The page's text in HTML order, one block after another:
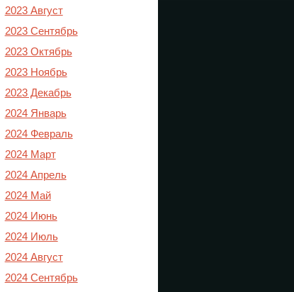
2023 Август
2023 Сентябрь
2023 Октябрь
2023 Ноябрь
2023 Декабрь
2024 Январь
2024 Февраль
2024 Март
2024 Апрель
2024 Май
2024 Июнь
2024 Июль
2024 Август
2024 Сентябрь